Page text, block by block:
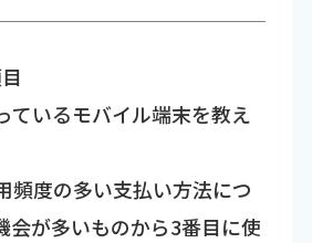
ているモバイル端末を教え
頻度の多い支払い方法につ
会が多いものから3番目に使